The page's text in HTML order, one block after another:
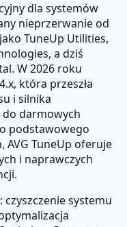
dla systemów
nieprzerwanie od
TuneUp Utilities,
a dziś
W 2026 roku
która przeszła
i silnika
darmowych
podstawowego
AVG TuneUp oferuje
i naprawczych
systemu